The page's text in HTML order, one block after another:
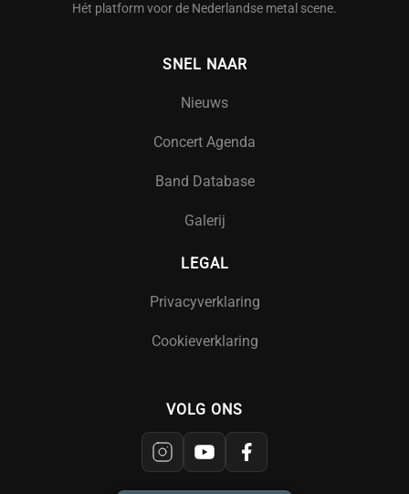
Hét platform voor de Nederlandse metal scene.
SNEL NAAR
Nieuws
Concert Agenda
Band Database
Galerij
LEGAL
Privacyverklaring
Cookieverklaring
VOLG ONS